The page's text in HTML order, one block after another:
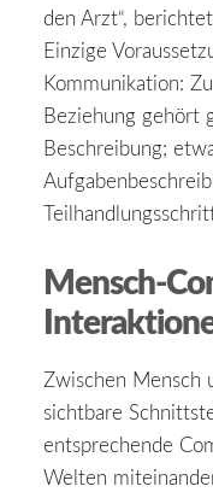
den Arzt“,
Einzige
Kommunikation:
Beziehung gehört
Beschreibung;
Mensch-
Zwischen Mensch
sichtbare
entsprechende
Welten